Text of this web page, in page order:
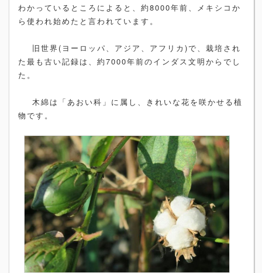
わかっているところによると、約8000年前、メキシコか
ら使われ始めたと言われています。
旧世界(ヨーロッパ、アジア、アフリカ)で、栽培され
た最も古い記録は、約7000年前のインダス文明からでし
た。
木綿は「あおい科」に属し、きれいな花を咲かせる植
物です。